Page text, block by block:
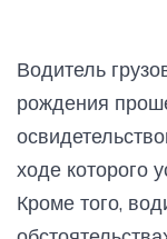
Водитель
рождения
ходе которого
Кроме того,